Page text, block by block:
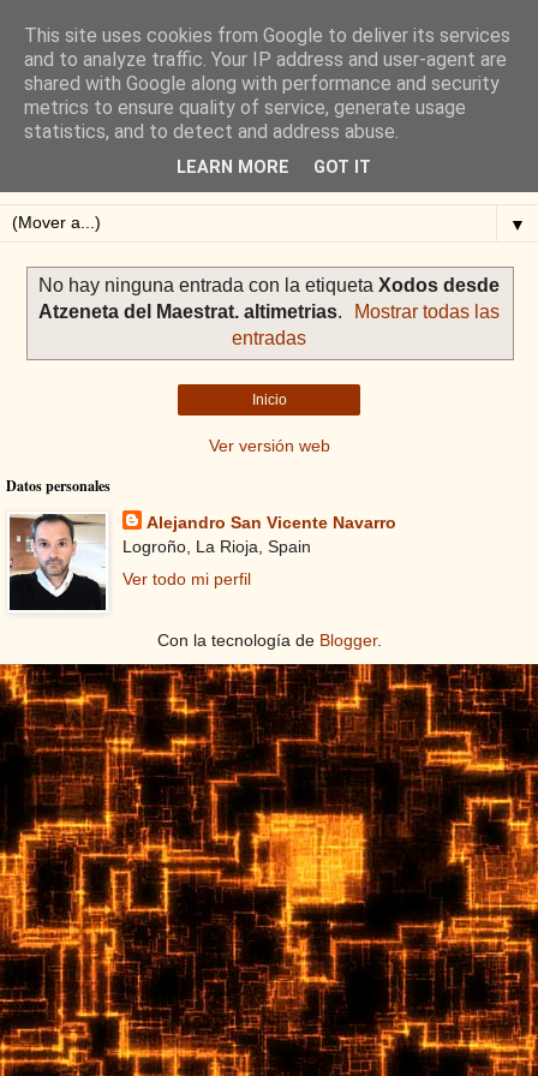
Blog de Alejandro San
Vicente
Blog sobre ciclismo: perfiles y altimetrías.
▼
No hay ninguna entrada con la etiqueta Xodos desde
Atzeneta del Maestrat. altimetrias.
Mostrar todas las
entradas
Inicio
Ver versión web
Datos personales
Alejandro San Vicente Navarro
Logroño, La Rioja, Spain
Ver todo mi perfil
Con la tecnología de Blogger.
This site uses cookies from Google to deliver its services
and to analyze traffic. Your IP address and user-agent are
shared with Google along with performance and security
metrics to ensure quality of service, generate usage
statistics, and to detect and address abuse.
LEARN MORE GOT IT